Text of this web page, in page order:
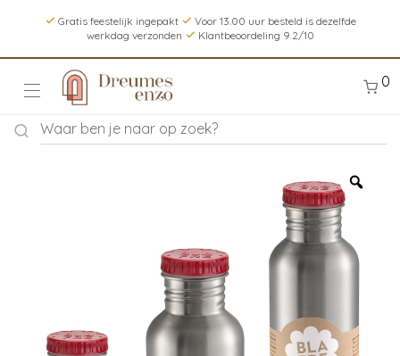
Gratis feestelijk ingepakt
Voor 13.00 uur besteld is dezelfde
werkdag verzonden
Klantbeoordeling 9.2/10
0